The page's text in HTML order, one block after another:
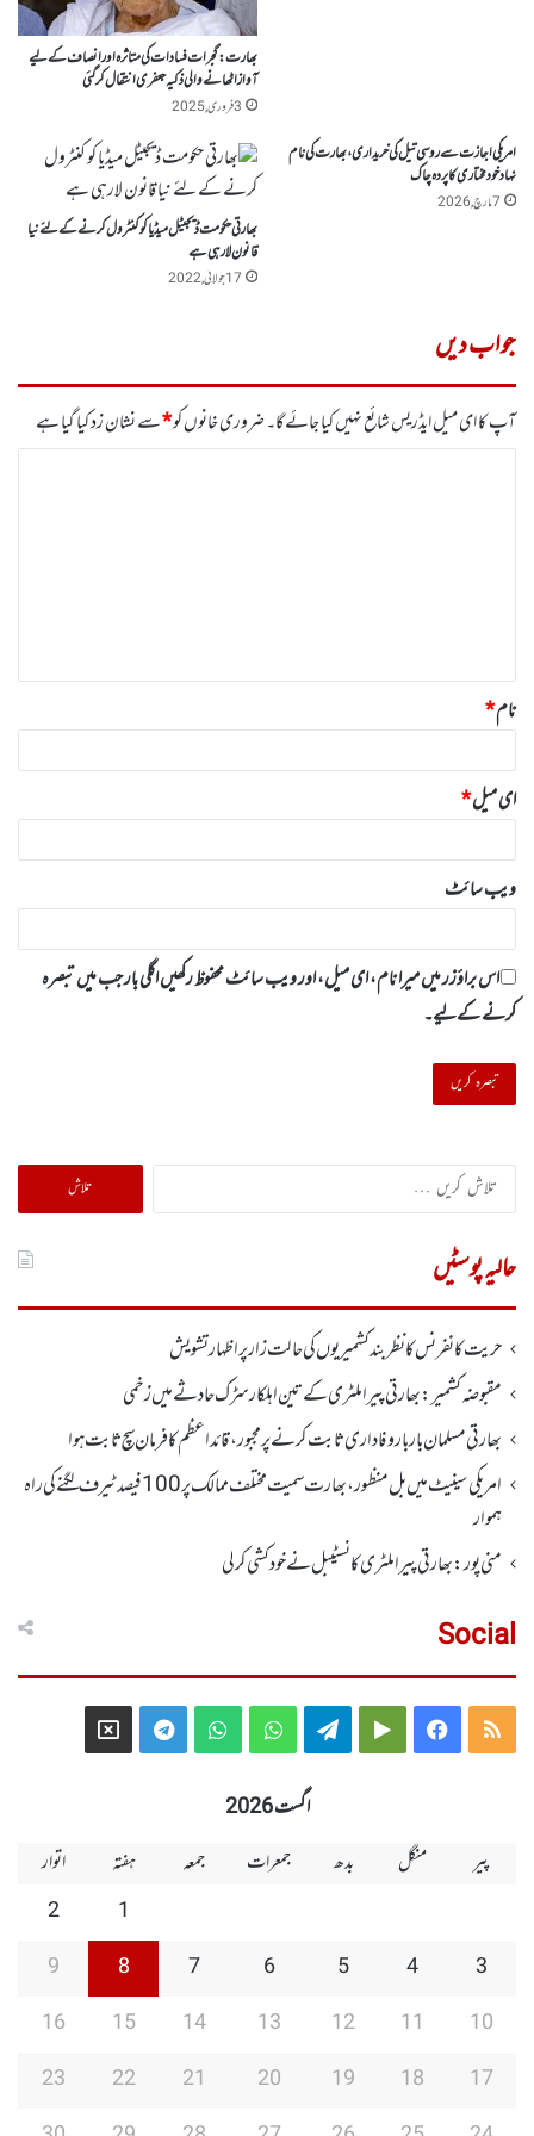
بھارت :گجرات فسادات کی متاثرہ اور انصاف کے لیے
آواز اٹھانے والی ذکیہ جعفری انتقال کرگئی
3 فروری, 2025
امریکی اجازت سے روسی تیل کی خریداری، بھارت کی نام
نہاد خودمختاری کا پردہ چاک
7 مارچ, 2026
بھارتی حکومت ڈیجیٹل میڈیا کو کنٹرول کرنے کے لئے نیا
قانون لارہی ہے
17 جولائی, 2022
جواب دیں
آپ کا ای میل ایڈریس شائع نہیں کیا جائے گا۔ضروری خانوں کو*سے نشان زد کیا گیا ہے
نام*
ای میل*
ویب‌ سائٹ
اس براؤزر میں میرا نام، ای میل، اور ویب سائٹ محفوظ رکھیں اگلی بار جب میں تبصرہ
کرنے کےلیے۔
تلاش
کریں
حالیہ پوسٹیں
حریت کانفرنس کا نظر بند کشمیریوں کی حالت زار پر اظہار تشویش
مقبوضہ کشمیر: بھارتی پیرا ملٹری کے تین اہلکار سڑک حادثے میں زخمی
بھارتی مسلمان بار بار وفاداری ثابت کرنے پر مجبور،قائداعظم کا فرمان سچ ثابت ہوا
امریکی سینیٹ میں بل منظور، بھارت سمیت مختلف ممالک پر100 فیصد ٹیرف لگنے کی راہ
ہموار
منی پور: بھارتی پیرا ملٹری کانسٹیبل نے خود کشی کر لی
Social
RSS
Facebook
Google
Telegram
WhatsApp
WhatsApp
Telegram
X
اگست 2026
پیر
منگل بدھ جمعرات جمعہ ہفتہ
اتوار
1
2
3
4
5
6
7
8
9
10
11
12
13
14
15
16
17
18
19
20
21
22
23